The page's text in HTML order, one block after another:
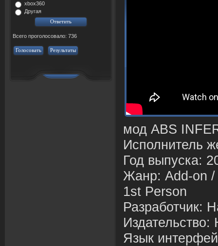
xbox360
Другая
Всего проголосовало: 736
Голосовать Результаты
мод ABS
Исполнитель
Год выпуска:
Жанр: Add-on /
1st Person
Разработчик:
Язык